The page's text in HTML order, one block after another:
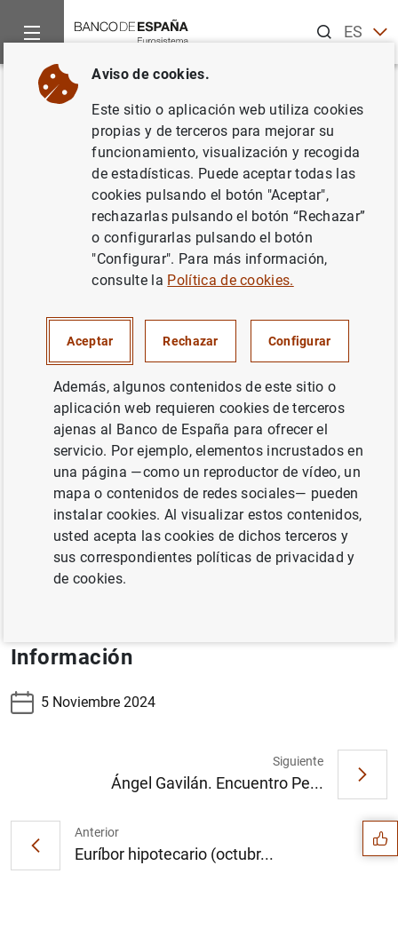
ESEN
Inicio Noticias y eventos
Volver
Informe de Estabilidad
Financiera (Otoño 2024)
Publicación del
Informe de Estabilidad Financiera (Otoño
español, la rentabilidad y la solvencia de las entidades de
depósito españolas, tanto de forma retrospectiva como
prospectiva. Asimismo, el informe presenta la política y
las medidas macroprudenciales del Banco de España.
Este informe se publicó como primer capítulo de la
Revista de Estabilidad Financiera, entre noviembre de
2002 y mayo de 2004 y pasó a ser una publicación
independiente desde noviembre de 2004.
Informe de Estabilidad Financiera
Información
5 Noviembre 2024
Anterior
Euríbor hipotecario (octubr...
Siguiente
Ángel Gavilán. Encuentro Pe... Sugerencias
Aviso de cookies.
Este sitio o aplicación web utiliza cookies
propias y de terceros para mejorar su
funcionamiento, visualización y recogida
de estadísticas. Puede aceptar todas las
cookies pulsando el botón "Aceptar",
rechazarlas pulsando el botón “Rechazar”
o configurarlas pulsando el botón
"Configurar". Para más información,
consulte la Política de cookies.
Aceptar Rechazar Configurar
Además, algunos contenidos de este sitio o
aplicación web requieren cookies de terceros
ajenas al Banco de España para ofrecer el
servicio. Por ejemplo, elementos incrustados en
una página —como un reproductor de vídeo, un
mapa o contenidos de redes sociales— pueden
instalar cookies. Al visualizar estos contenidos,
usted acepta las cookies de dichos terceros y
sus correspondientes políticas de privacidad y
de cookies.